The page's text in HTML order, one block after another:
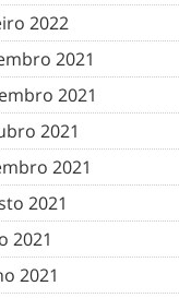
2022
2021
2021
2021
2021
2021
2021
2021